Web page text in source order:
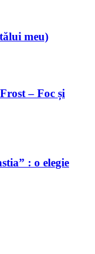
meu)
– Foc și
: o elegie